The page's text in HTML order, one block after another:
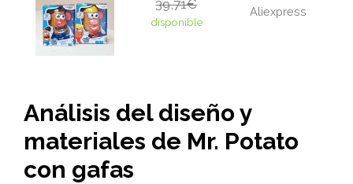
39,71€
disponible
Aliexpress
Análisis del diseño y
materiales de Mr. Potato
con gafas